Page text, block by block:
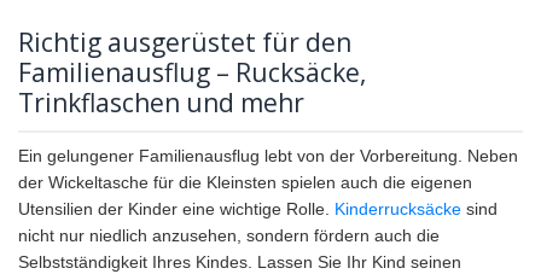
Richtig ausgerüstet für den
Familienausflug – Rucksäcke,
Trinkflaschen und mehr
Ein gelungener Familienausflug lebt von der Vorbereitung. Neben
der Wickeltasche für die Kleinsten spielen auch die eigenen
Utensilien der Kinder eine wichtige Rolle. Kinderrucksäcke sind
nicht nur niedlich anzusehen, sondern fördern auch die
Selbstständigkeit Ihres Kindes. Lassen Sie Ihr Kind seinen